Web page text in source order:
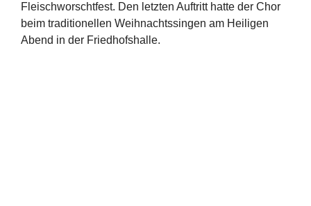
Fleischworschtfest. Den letzten Auftritt hatte der Chor
beim traditionellen Weihnachtssingen am Heiligen
Abend in der Friedhofshalle.